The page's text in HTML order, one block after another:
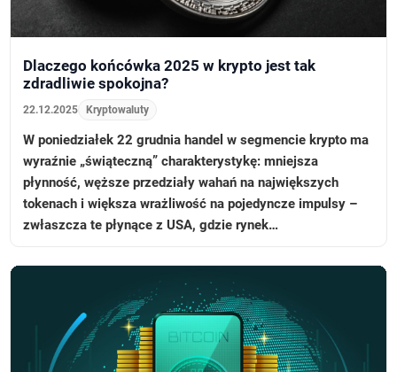
Dlaczego końcówka 2025 w krypto jest tak
zdradliwie spokojna?
22.12.2025 Kryptowaluty
W poniedziałek 22 grudnia handel w segmencie krypto ma
wyraźnie „świąteczną” charakterystykę: mniejsza
płynność, węższe przedziały wahań na największych
tokenach i większa wrażliwość na pojedyncze impulsy –
zwłaszcza te płynące z USA, gdzie rynek…